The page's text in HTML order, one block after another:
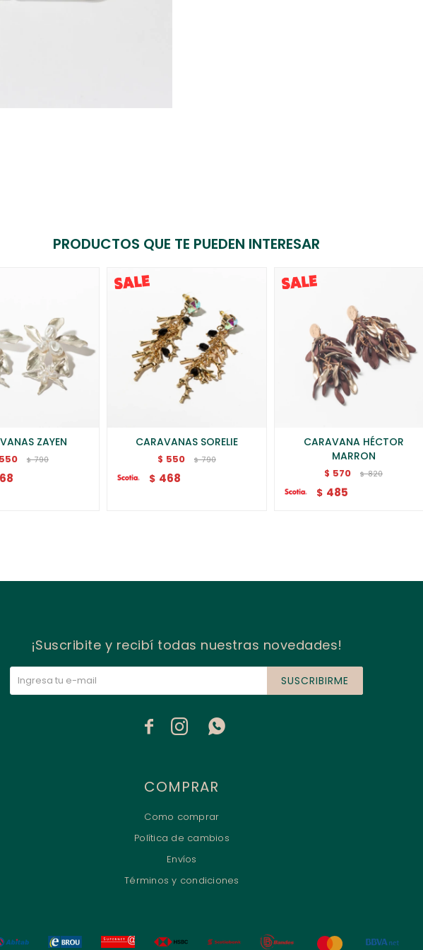
PRODUCTOS QUE TE PUEDEN INTERESAR
ZAYEN
550 $ 790
CARAVANAS SORELIE
$ 550 $ 790
$ 468
CARAVANA HÉCTOR
MARRON
$ 570 $ 820
$ 485
COMPRAR
Como comprar
Política de cambios
Envíos
Términos y condiciones
¡Suscribite y recibí todas nuestras novedades!
SUSCRIBIRME
  